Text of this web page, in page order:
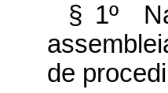
§ 1º
de